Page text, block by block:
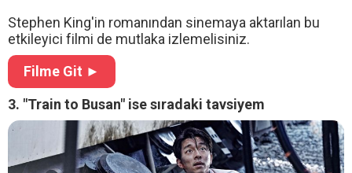
Stephen King'in romanından sinemaya aktarılan bu
etkileyici filmi de mutlaka izlemelisiniz.
Filme Git ►
3. "Train to Busan" ise sıradaki tavsiyem